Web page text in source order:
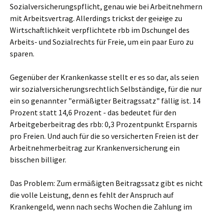
Sozialversicherungspflicht, genau wie bei Arbeitnehmern
mit Arbeitsvertrag. Allerdings trickst dergeizige zu
Wirtschaftlichkeit verpflichtete rbb im Dschungel des
Arbeits- und Sozialrechts für Freie, um ein paar Euro zu
sparen.
Gegenüber der Krankenkasse stellt er es so dar, als seien
wir sozialversicherungsrechtlich Selbständige, für die nur
ein so genannter "ermäßigter Beitragssatz" fällig ist. 14
Prozent statt 14,6 Prozent - das bedeutet für den
Arbeitgeberbeitrag des rbb: 0,3 Prozentpunkt Ersparnis
pro Freien. Und auch für die so versicherten Freien ist der
Arbeitnehmerbeitrag zur Krankenversicherung ein
bisschen billiger.
Das Problem: Zum ermäßigten Beitragssatz gibt es nicht
die volle Leistung, denn es fehlt der Anspruch auf
Krankengeld, wenn nach sechs Wochen die Zahlung im